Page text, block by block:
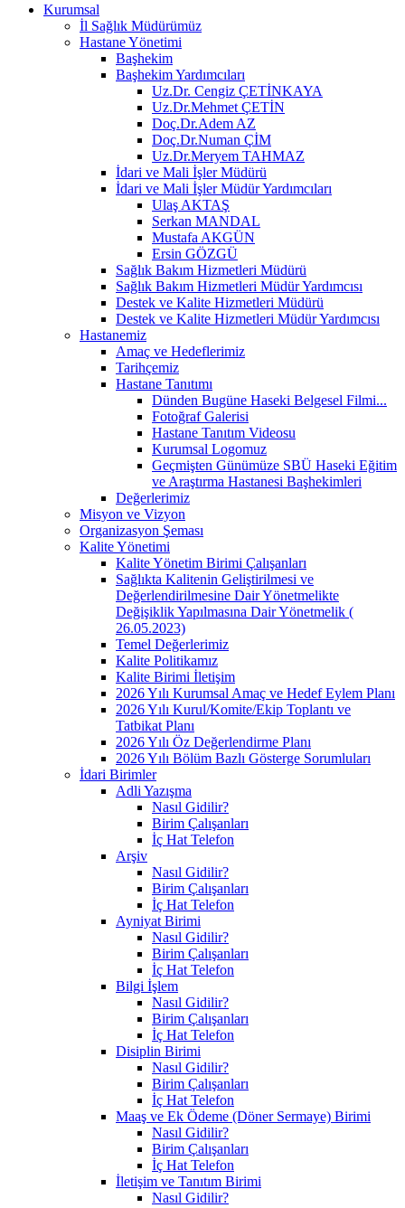
Kurumsal
İl Sağlık Müdürümüz
Hastane Yönetimi
Başhekim
Başhekim Yardımcıları
Uz.Dr. Cengiz ÇETİNKAYA
Uz.Dr.Mehmet ÇETİN
Doç.Dr.Adem AZ
Doç.Dr.Numan ÇİM
Uz.Dr.Meryem TAHMAZ
İdari ve Mali İşler Müdürü
İdari ve Mali İşler Müdür Yardımcıları
Ulaş AKTAŞ
Serkan MANDAL
Mustafa AKGÜN
Ersin GÖZGÜ
Sağlık Bakım Hizmetleri Müdürü
Sağlık Bakım Hizmetleri Müdür Yardımcısı
Destek ve Kalite Hizmetleri Müdürü
Destek ve Kalite Hizmetleri Müdür Yardımcısı
Hastanemiz
Amaç ve Hedeflerimiz
Tarihçemiz
Hastane Tanıtımı
Dünden Bugüne Haseki Belgesel Filmi...
Fotoğraf Galerisi
Hastane Tanıtım Videosu
Kurumsal Logomuz
Geçmişten Günümüze SBÜ Haseki Eğitim
ve Araştırma Hastanesi Başhekimleri
Değerlerimiz
Misyon ve Vizyon
Organizasyon Şeması
Kalite Yönetimi
Kalite Yönetim Birimi Çalışanları
Sağlıkta Kalitenin Geliştirilmesi ve
Değerlendirilmesine Dair Yönetmelikte
Değişiklik Yapılmasına Dair Yönetmelik (
26.05.2023)
Temel Değerlerimiz
Kalite Politikamız
Kalite Birimi İletişim
2026 Yılı Kurumsal Amaç ve Hedef Eylem Planı
2026 Yılı Kurul/Komite/Ekip Toplantı ve
Tatbikat Planı
2026 Yılı Öz Değerlendirme Planı
2026 Yılı Bölüm Bazlı Gösterge Sorumluları
İdari Birimler
Adli Yazışma
Nasıl Gidilir?
Birim Çalışanları
İç Hat Telefon
Arşiv
Nasıl Gidilir?
Birim Çalışanları
İç Hat Telefon
Ayniyat Birimi
Nasıl Gidilir?
Birim Çalışanları
İç Hat Telefon
Bilgi İşlem
Nasıl Gidilir?
Birim Çalışanları
İç Hat Telefon
Disiplin Birimi
Nasıl Gidilir?
Birim Çalışanları
İç Hat Telefon
Maaş ve Ek Ödeme (Döner Sermaye) Birimi
Nasıl Gidilir?
Birim Çalışanları
İç Hat Telefon
İletişim ve Tanıtım Birimi
Nasıl Gidilir?